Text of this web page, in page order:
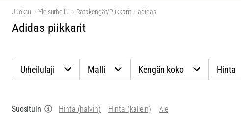
Juoksu Yleisurheilu Ratakengät/Piikkarit adidas
Adidas piikkarit
Urheilulaji Malli Kengän koko Hinta
Suosituin Hinta (halvin) Hinta (kallein) Ale